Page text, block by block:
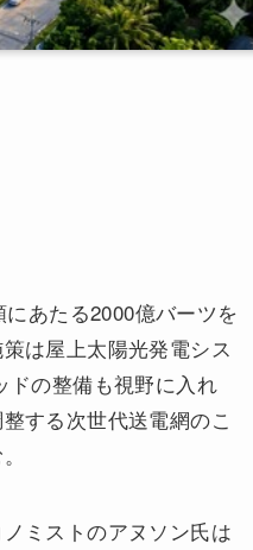
あたる2000億バーツを
は屋上太陽光発電シス
ドの整備も視野に入れ
する次世代送電網のこ
ミストのアヌソン氏は